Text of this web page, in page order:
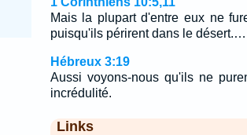
Mais la plupart d'entre eux ne
puisqu'ils périrent dans le désert.…
Hébreux 3:19
Aussi voyons-nous qu'ils ne
incrédulité.
Links